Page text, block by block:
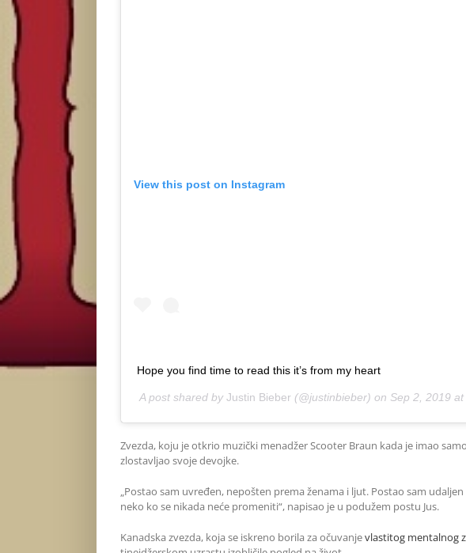
View this post on Instagram
Hope you find time to read this it’s from my heart
A post shared by Justin Bieber (@justinbieber) on Sep 2, 2019
Zvezda, koju je otkrio muzički menadžer Scooter Braun kada je imao
zlostavljao svoje devojke.
„Postao sam uvređen, nepošten prema ženama i ljut. Postao sam
neko ko se nikada neće promeniti“, napisao je u podužem postu Jus.
Kanadska zvezda, koja se iskreno borila za očuvanjevlastitog mentalnog